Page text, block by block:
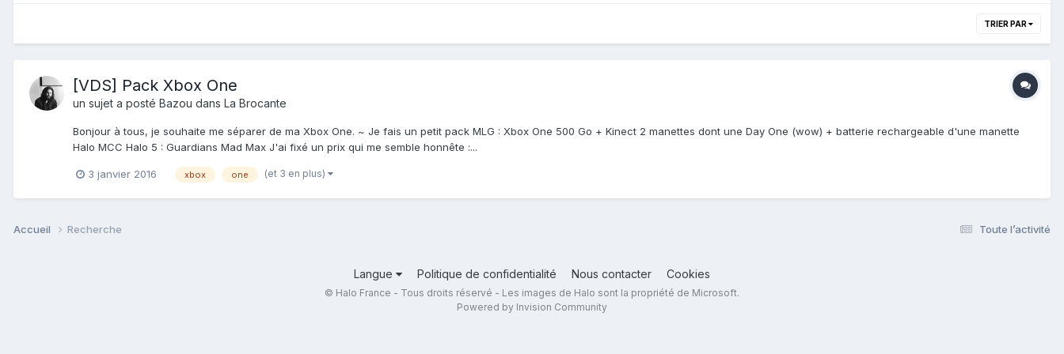
TRIER PAR
[VDS] Pack Xbox One
un sujet a posté Bazou dans La Brocante
Bonjour à tous, je souhaite me séparer de ma Xbox One. ~ Je fais un petit pack MLG : Xbox One 500 Go + Kinect 2 manettes dont une Day One (wow) + batterie rechargeable d'une manette
Halo MCC Halo 5 : Guardians Mad Max J'ai fixé un prix qui me semble honnête :...
3 janvier 2016 xbox one (et 3 en plus)
Toute l’activité
Accueil Recherche
Langue Politique de confidentialité Nous contacter Cookies
© Halo France - Tous droits réservé - Les images de Halo sont la propriété de Microsoft.
Powered by Invision Community